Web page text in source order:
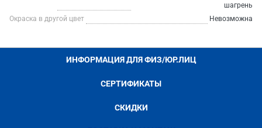
шагрень
Окраска в другой цвет
Невозможна
ИНФОРМАЦИЯ ДЛЯ ФИЗ/ЮР.ЛИЦ
СЕРТИФИКАТЫ
СКИДКИ